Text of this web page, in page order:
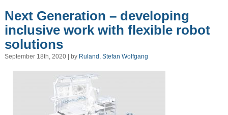
Next Generation – developing
inclusive work with flexible robot
solutions
September 18th, 2020 | by Ruland, Stefan Wolfgang